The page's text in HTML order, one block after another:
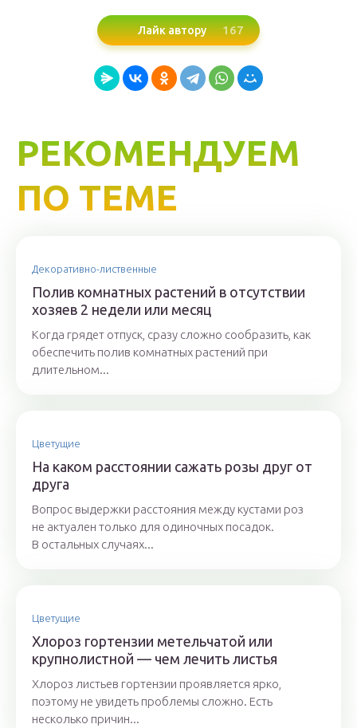
Лайк автору 167
РЕКОМЕНДУЕМ
ПО ТЕМЕ
Декоративно-лиственные
Полив комнатных растений в отсутствии
хозяев 2 недели или месяц
Когда грядет отпуск, сразу сложно сообразить, как
обеспечить полив комнатных растений при
длительном...
Цветущие
На каком расстоянии сажать розы друг от
друга
Вопрос выдержки расстояния между кустами роз
не актуален только для одиночных посадок.
В остальных случаях...
Цветущие
Хлороз гортензии метельчатой или
крупнолистной — чем лечить листья
Хлороз листьев гортензии проявляется ярко,
поэтому не увидеть проблемы сложно. Есть
несколько причин...